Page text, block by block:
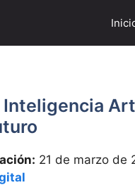
Inteligencia
21 de marzo de